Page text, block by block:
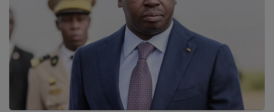
Musique
ARTISTES
PLAYLIST
TITRES DIFFUSÉS